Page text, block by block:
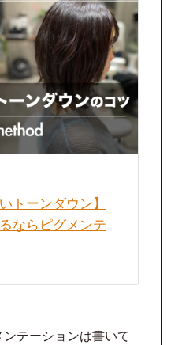
トーンダウン】
ならピグメンテ
テーションは書いて